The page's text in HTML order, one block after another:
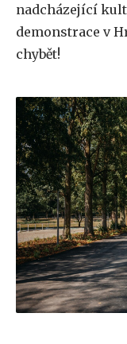
nadcházející
demonstrace v
chybět!